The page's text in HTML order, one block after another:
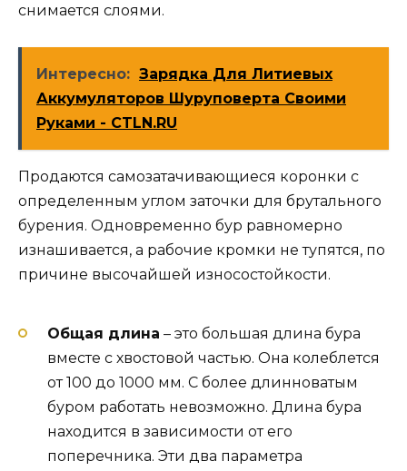
снимается слоями.
Интересно: Зарядка Для Литиевых
Аккумуляторов Шуруповерта Своими
Руками - CTLN.RU
Продаются самозатачивающиеся коронки с
определенным углом заточки для брутального
бурения. Одновременно бур равномерно
изнашивается, а рабочие кромки не тупятся, по
причине высочайшей износостойкости.
Общая длина – это большая длина бура
вместе с хвостовой частью. Она колеблется
от 100 до 1000 мм. С более длинноватым
буром работать невозможно. Длина бура
находится в зависимости от его
поперечника. Эти два параметра